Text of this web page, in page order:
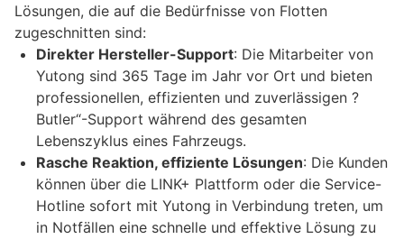
Lösungen, die auf die Bedürfnisse von Flotten
zugeschnitten sind:
Direkter Hersteller-Support: Die Mitarbeiter von
Yutong sind 365 Tage im Jahr vor Ort und bieten
professionellen, effizienten und zuverlässigen ?
Butler“-Support während des gesamten
Lebenszyklus eines Fahrzeugs.
Rasche Reaktion, effiziente Lösungen: Die Kunden
können über die LINK+ Plattform oder die Service-
Hotline sofort mit Yutong in Verbindung treten, um
in Notfällen eine schnelle und effektive Lösung zu